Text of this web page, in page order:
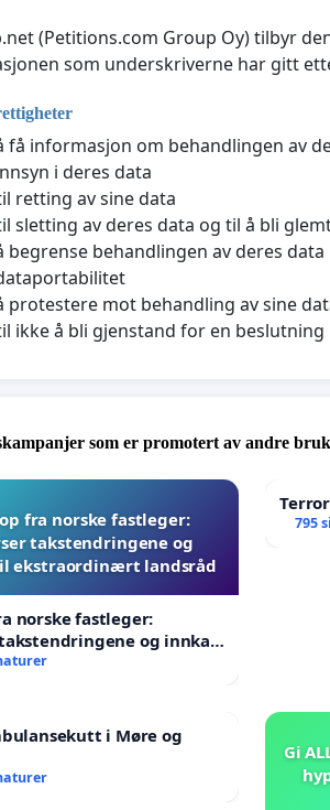
(Petitions.com Group Oy) tilbyr
som underskriverne har gitt
få informasjon om behandlingen av
i deres data
retting av sine data
sletting av deres data og til å bli
begrense behandlingen av deres data
protestere mot behandling av sine
ikke å bli gjenstand for en
som er promotert av andre
fra norske fastleger:
takstendringene og
ekstraordinært landsråd
norske fastleger:
og innkall
landsråd
795
i Møre og
Gi